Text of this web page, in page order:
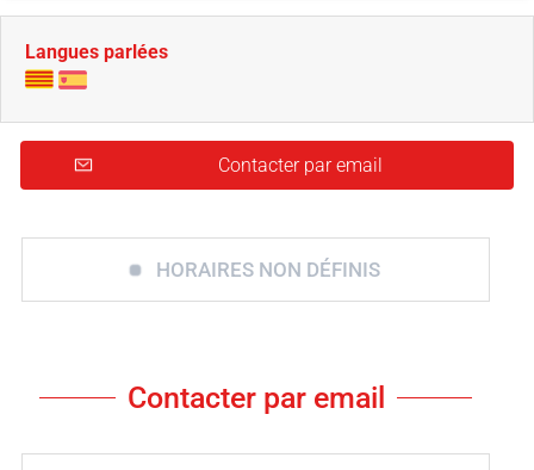
Langues parlées
Contacter par email
HORAIRES NON DÉFINIS
Contacter par email